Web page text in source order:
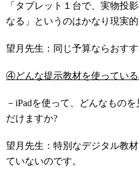
「タブレット１台で、実物投
なる」というのはかなり現実的
望月先生：同じ予算ならおすす
④どんな提示教材を使っている
－iPadを使って、どんなもの
だけますか?
望月先生：特別なデジタル教
ていないのです。